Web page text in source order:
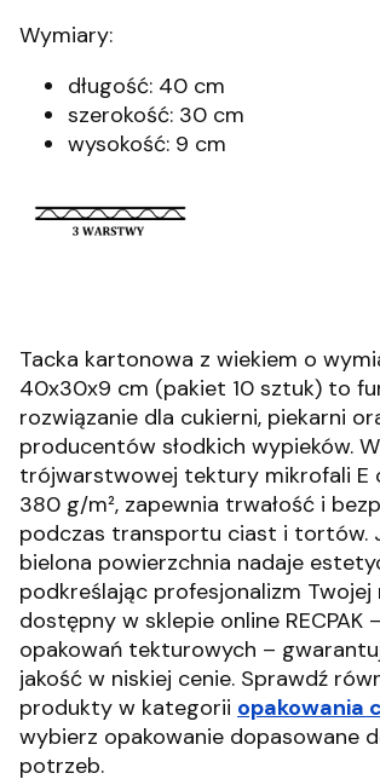
Wymiary:
długość: 40 cm
szerokość: 30 cm
wysokość: 9 cm
Tacka kartonowa z wiekiem o
40x30x9 cm (pakiet 10 sztuk) to
rozwiązanie dla cukierni, piekarni
producentów słodkich wypieków.
trójwarstwowej tektury mikrofali E
380 g/m², zapewnia trwałość i
podczas transportu ciast i tortów.
bielona powierzchnia nadaje
podkreślając profesjonalizm Twojej
dostępny w sklepie online RECPAK
opakowań tekturowych –
jakość w niskiej cenie. Sprawdź
produkty w kategorii opakowania
wybierz opakowanie dopasowane
potrzeb.